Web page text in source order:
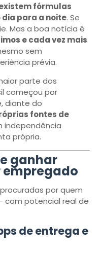
fórmulas
para a noite. Se
Mas a boa notícia é
e cada vez mais
sem
prévia.
parte dos
começou por
diante do
fontes de
independência
própria.
ganhar
empregado
por quem
com potencial real de
de entrega e